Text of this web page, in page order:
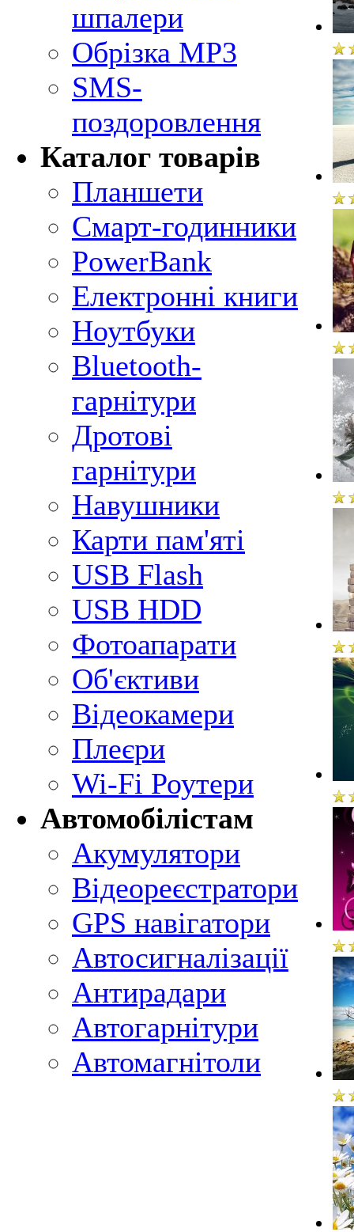
шпалери
Обрізка MP3
SMS-
поздоровлення
Каталог товарів
Планшети
Смарт-годинники
PowerBank
Електронні книги
Ноутбуки
Bluetooth-
гарнітури
Дротові
гарнітури
Навушники
Карти пам'яті
USB Flash
USB HDD
Фотоапарати
Об'єктиви
Відеокамери
Плеєри
Wi-Fi Роутери
Автомобілістам
Акумулятори
Відеореєстратори
GPS навігатори
Автосигналізації
Антирадари
Автогарнітури
Автомагнітоли